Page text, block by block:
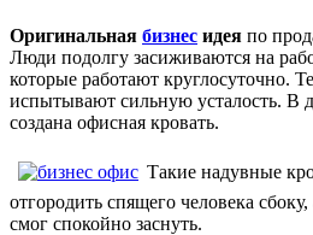
Оригинальная бизнес идея по
Люди подолгу засиживаются на
которые работают круглосуточно.
испытывают сильную усталость. В
создана офисная кровать.
Такие надувные
отгородить спящего человека
смог спокойно заснуть.